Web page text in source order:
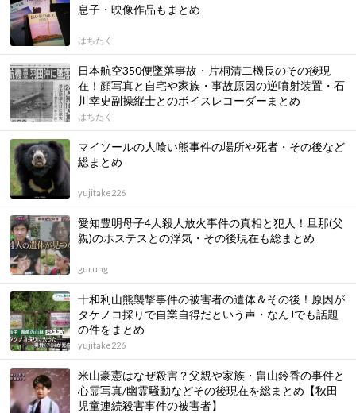
息子・映像作品もまとめ
はちたく
日本航空350便墜落事故・片桐清二機長のその後現
在！顔写真と自宅や家族・事故原因の逆噴射装置・石
川幸史副操縦士とのボイスレコーダーまとめ
はちたく
マイソールの人喰い熊事件の場所や死者・その後など
総まとめ
yujitake226
愛知豊明母子4人殺人放火事件の真相と犯人！旦那(父
親)のホステスとの浮気・その後現在も総まとめ
gurung
十和利山熊襲撃事件の被害者の遺体＆その後！原因が
タケノコ採りで自業自得だという声・なんJでも話題
の件をまとめ
yujitake226
米山豪憲はなぜ殺害？父親や家族・畠山鈴香の事件と
心霊写真/幽霊騒動などその後現在を総まとめ【秋田
児童連続殺害事件の被害者】